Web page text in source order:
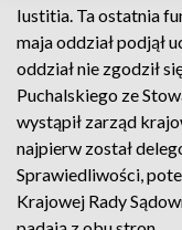
Iustitia. Ta ostatnia
maja oddział podjął
oddział nie zgodził
Puchalskiego ze
wystąpił zarząd
najpierw został
Sprawiedliwości,
Krajowej Rady